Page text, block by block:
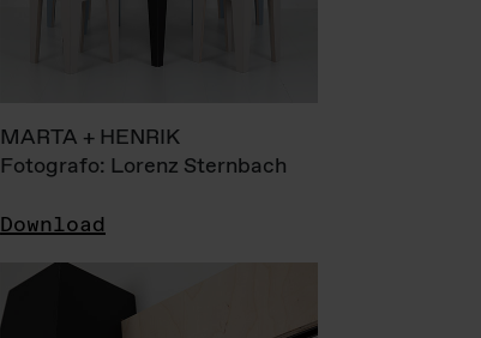
MARTA + HENRIK
Fotografo: Lorenz Sternbach
Download